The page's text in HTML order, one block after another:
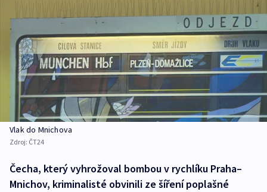
Vlak do Mnichova
Zdroj: ČT24
Čecha, který vyhrožoval bombou v rychlíku Praha–
Mnichov, kriminalisté obvinili ze šíření poplašné